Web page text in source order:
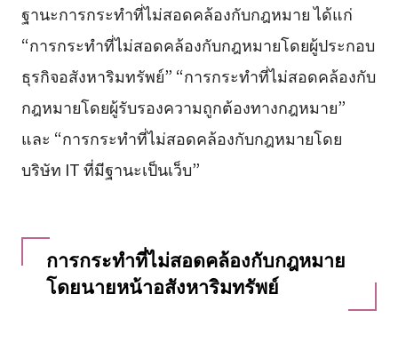
ฐานะการกระทำที่ไม่สอดคล้องกับกฎหมาย ได้แก่
“การกระทำที่ไม่สอดคล้องกับกฎหมายโดยผู้ประกอบ
ธุรกิจอสังหาริมทรัพย์” “การกระทำที่ไม่สอดคล้องกับ
กฎหมายโดยผู้รับรองความถูกต้องทางกฎหมาย”
และ “การกระทำที่ไม่สอดคล้องกับกฎหมายโดย
บริษัท IT ที่มีฐานะเป็นเว็บ”
การกระทำที่ไม่สอดคล้องกับกฎหมาย
โดยนายหน้าอสังหาริมทรัพย์